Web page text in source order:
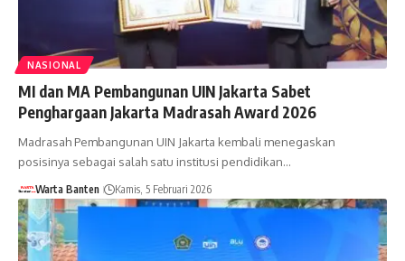
NASIONAL
MI dan MA Pembangunan UIN Jakarta Sabet
Penghargaan Jakarta Madrasah Award 2026
Madrasah Pembangunan UIN Jakarta kembali menegaskan
posisinya sebagai salah satu institusi pendidikan…
Warta Banten Kamis, 5 Februari 2026